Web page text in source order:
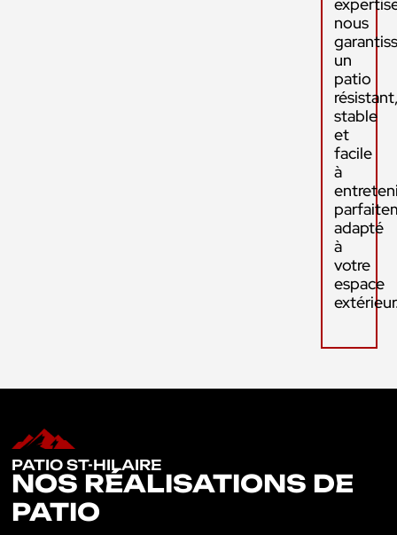
nous
un
patio
stable
et
facile
à
adapté
à
votre
espace
PATIO ST-HILAIRE
NOS RÉALISATIONS DE
PATIO